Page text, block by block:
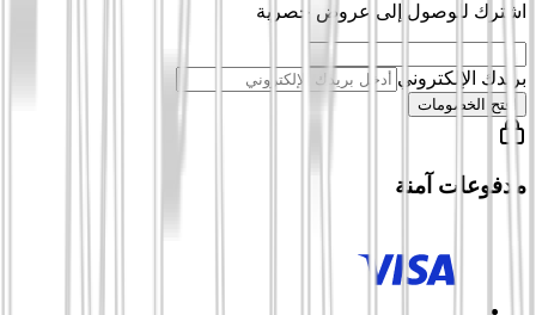
اشترك للوصول إلى عروض حصرية
بريدك الإلكتروني
افتح الخصومات
مدفوعات آمنة